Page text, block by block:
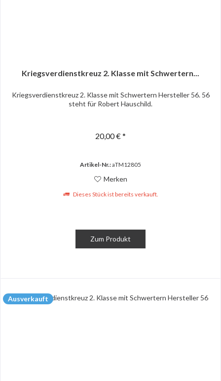
Kriegsverdienstkreuz 2. Klasse mit Schwertern...
Kriegsverdienstkreuz 2. Klasse mit Schwertern Hersteller 56. 56
steht für Robert Hauschild.
20,00 € *
Artikel-Nr.:aTM12805
Merken
Dieses Stück ist bereits verkauft.
Zum Produkt
Ausverkauft